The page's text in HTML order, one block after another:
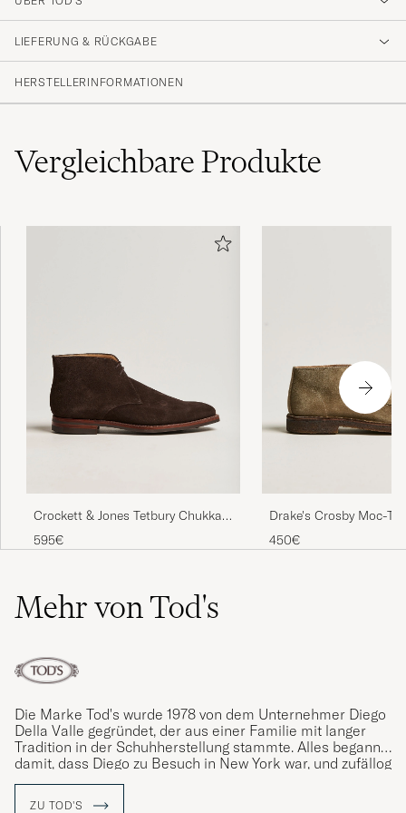
LIEFERUNG & RÜCKGABE
HERSTELLERINFORMATIONEN
VergleichbareProdukte
Crockett & Jones Tetbury Chukka
Dark Brown Suede
595€
Drake's Crosby Moc-
Chukka Boots Sand
450€
Mehr von Tod's
Die Marke Tod's wurde 1978 von dem Unternehmer Diego
Della Valle gegründet, der aus einer Familie mit langer
Tradition in der Schuhherstellung stammte. Alles begann
damit, dass Diego zu Besuch in New York war, und zufällog
hatte er die Idee zu einem Autoschuh mit einfacherem
ZU TOD'S